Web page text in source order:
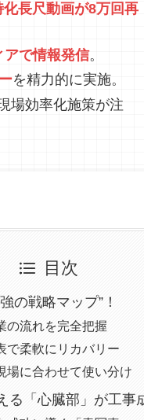
化長尺動画が8万回再
アで情報発信。
を精力的に実施。
場効率化施策が注
目次
の戦略マップ”！
の流れを完全把握
で柔軟にリカバリー
場に合わせて使い分け
「心臓部」が工事